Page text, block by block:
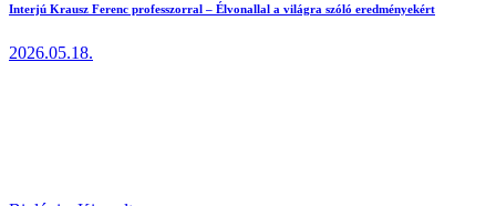
Interjú Krausz Ferenc professzorral – Élvonallal a világra szóló eredményekért
2026.05.18.